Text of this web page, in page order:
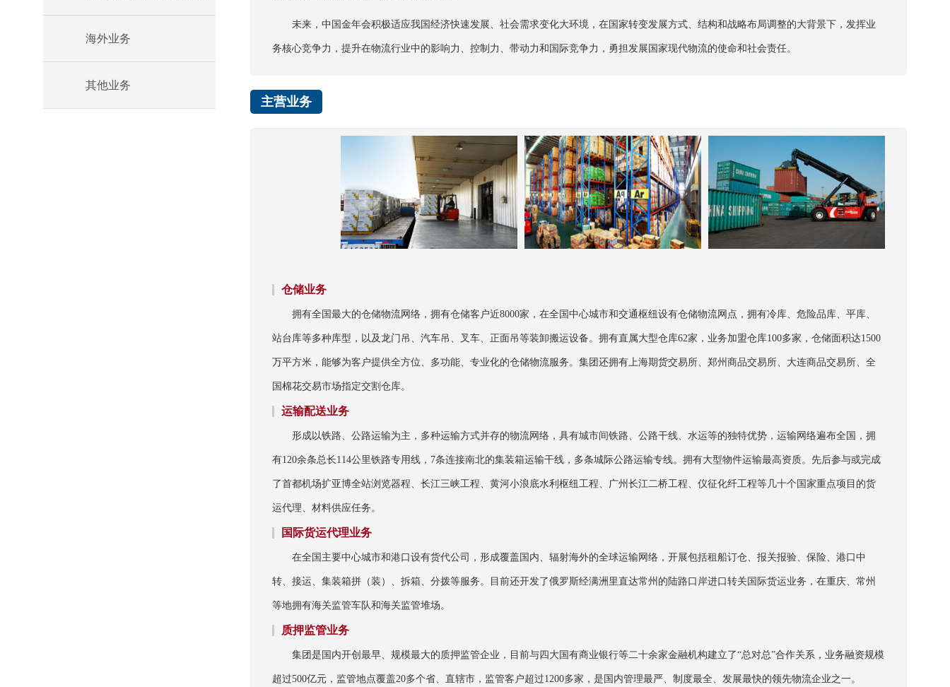
海外业务
其他业务
未来，中国金年会积极适应我国经济快速发展、社会需求变化大环境，在国家转变发展方式、结构和战略布局调整的大背景下，发挥业
务核心竞争力，提升在物流行业中的影响力、控制力、带动力和国际竞争力，勇担发展国家现代物流的使命和社会责任。
主营业务
仓储业务
拥有全国最大的仓储物流网络，拥有仓储客户近8000家，在全国中心城市和交通枢纽设有仓储物流网点，拥有冷库、危险品库、平库、
站台库等多种库型，以及龙门吊、汽车吊、叉车、正面吊等装卸搬运设备。拥有直属大型仓库62家，业务加盟仓库100多家，仓储面积达1500
万平方米，能够为客户提供全方位、多功能、专业化的仓储物流服务。集团还拥有上海期货交易所、郑州商品交易所、大连商品交易所、全
国棉花交易市场指定交割仓库。
运输配送业务
形成以铁路、公路运输为主，多种运输方式并存的物流网络，具有城市间铁路、公路干线、水运等的独特优势，运输网络遍布全国，拥
有120余条总长114公里铁路专用线，7条连接南北的集装箱运输干线，多条城际公路运输专线。拥有大型物件运输最高资质。先后参与或完成
了首都机场扩亚博全站浏览器程、长江三峡工程、黄河小浪底水利枢纽工程、广州长江二桥工程、仪征化纤工程等几十个国家重点项目的货
运代理、材料供应任务。
国际货运代理业务
在全国主要中心城市和港口设有货代公司，形成覆盖国内、辐射海外的全球运输网络，开展包括租船订仓、报关报验、保险、港口中
转、接运、集装箱拼（装）、拆箱、分拨等服务。目前还开发了俄罗斯经满洲里直达常州的陆路口岸进口转关国际货运业务，在重庆、常州
等地拥有海关监管车队和海关监管堆场。
质押监管业务
集团是国内开创最早、规模最大的质押监管企业，目前与四大国有商业银行等二十余家金融机构建立了“总对总”合作关系，业务融资规模
超过500亿元，监管地点覆盖20多个省、直辖市，监管客户超过1200多家，是国内管理最严、制度最全、发展最快的领先物流企业之一。